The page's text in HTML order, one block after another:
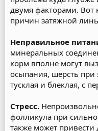
двумя факторами. Вот
причин затяжной
Неправильное
минеральных
корм вполне могут
осыпания, шерсть
тусклая и блеклая, с
Стресс.
фолликула при
также может